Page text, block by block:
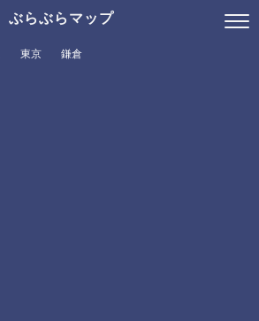
ぶらぶらマップ
東京 鎌倉